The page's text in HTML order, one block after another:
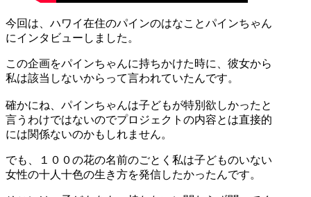
今回は、ハワイ在住のパインのはなことパインちゃん
にインタビューしました。
この企画をパインちゃんに持ちかけた時に、彼女から
私は該当しないからって言われていたんです。
確かにね、パインちゃんは子どもが特別欲しかったと
言うわけではないのでプロジェクトの内容とは直接的
には関係ないのかもしれません。
でも、１００の花の名前のごとく私は子どものいない
女性の十人十色の生き方を発信したかったんです。